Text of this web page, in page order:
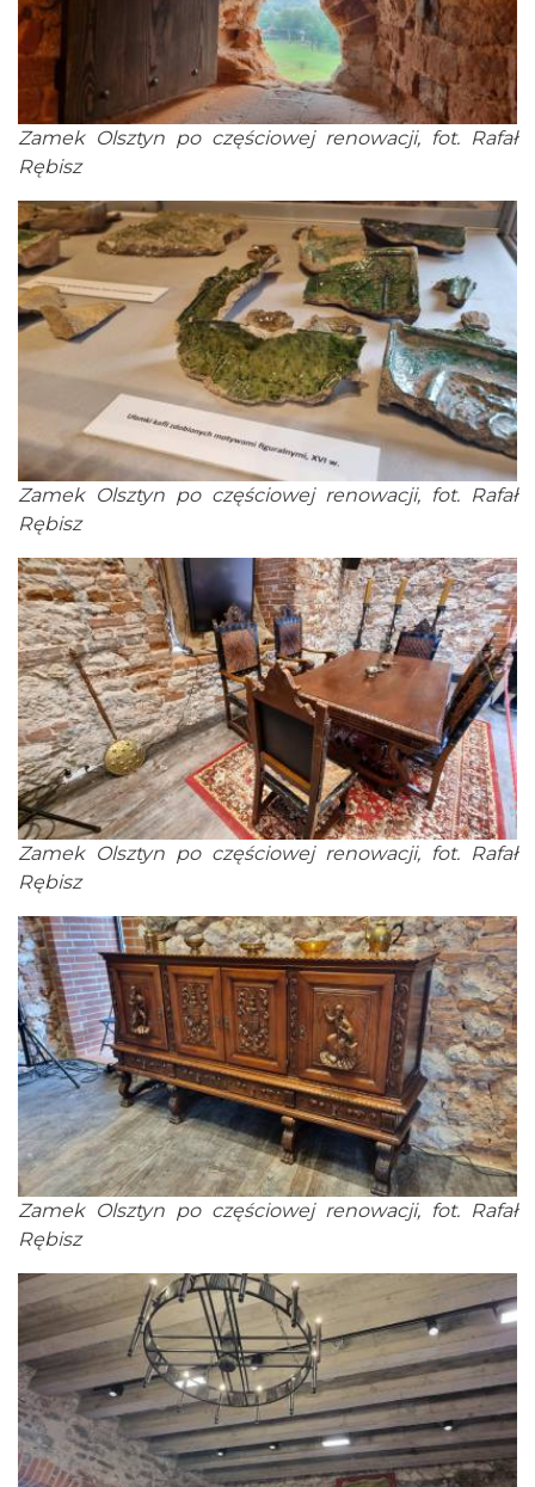
Zamek Olsztyn po częściowej renowacji, fot. Rafał
Rębisz
Zamek Olsztyn po częściowej renowacji, fot. Rafał
Rębisz
Zamek Olsztyn po częściowej renowacji, fot. Rafał
Rębisz
Zamek Olsztyn po częściowej renowacji, fot. Rafał
Rębisz